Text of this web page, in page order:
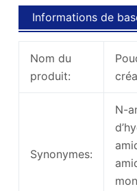
Informations de
Nom du
produit:
Synonymes:
N-